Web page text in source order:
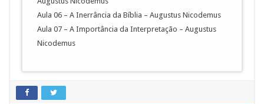
Aula 06 – A Inerrância da Bíblia – Augustus Nicodemus
Aula 07 – A Importância da Interpretação – Augustus
Nicodemus